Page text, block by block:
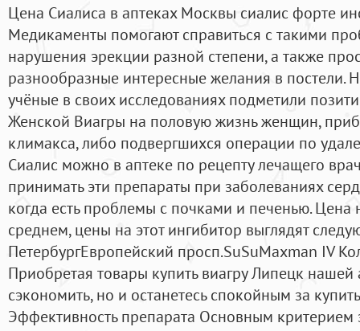
Цена Сиалиса в аптеках Москвы сиалис форте
Медикаменты помогают справиться с такими
нарушения эрекции разной степени, а также
разнообразные интересные желания в постели.
учёные в своих исследованиях подметили
Женской Виагры на половую жизнь женщин,
климакса, либо подвергшихся операции по
Сиалис можно в аптеке по рецепту лечащего
принимать эти препараты при заболеваниях
когда есть проблемы с почками и печенью.
среднем, цены на этот ингибитор выглядят
ПетербургЕвропейский просп.SuSuMaxman IV
Приобретая товары купить виагру Липецк
сэкономить, но и останетесь спокойным за
Эффективность препарата Основным